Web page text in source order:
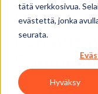
tätä verkkosivua.
evästettä, jonka
seurata.
Hyväksy
konsultin
ByJouni Koistinen